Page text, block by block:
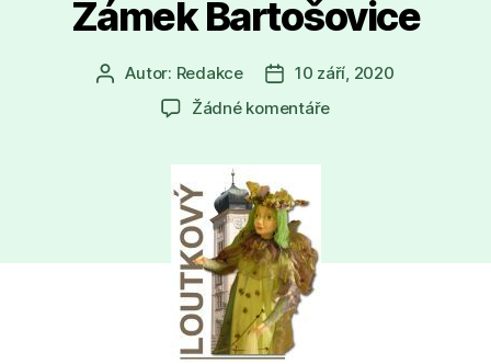
Zámek Bartošovice
Autor
příspěvku
Autor: Redakce
Datum
příspěvku
10 září, 2020
Žádné komentářeu